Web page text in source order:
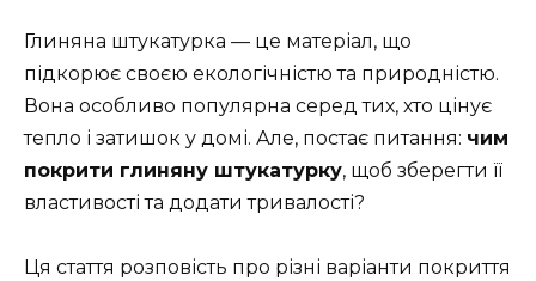
Глиняна штукатурка — це матеріал, що
підкорює своєю екологічністю та природністю.
Вона особливо популярна серед тих, хто цінує
тепло і затишок у домі. Але, постає питання: чим
покрити глиняну штукатурку, щоб зберегти її
властивості та додати тривалості?
Ця стаття розповість про різні варіанти покриття